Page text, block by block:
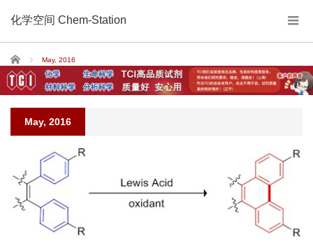
化学空间 Chem-Station
Home May, 2016
May, 2016